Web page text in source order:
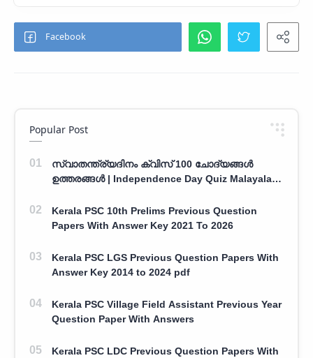
Popular Post
സ്വാതന്ത്ര്യദിനം ക്വിസ് 100 ചോദ്യങ്ങൾ
ഉത്തരങ്ങൾ | Independence Day Quiz Malayalam
Kerala PSC 10th Prelims Previous Question
Papers With Answer Key 2021 To 2026
Kerala PSC LGS Previous Question Papers With
Answer Key 2014 to 2024 pdf
Kerala PSC Village Field Assistant Previous Year
Question Paper With Answers
Kerala PSC LDC Previous Question Papers With